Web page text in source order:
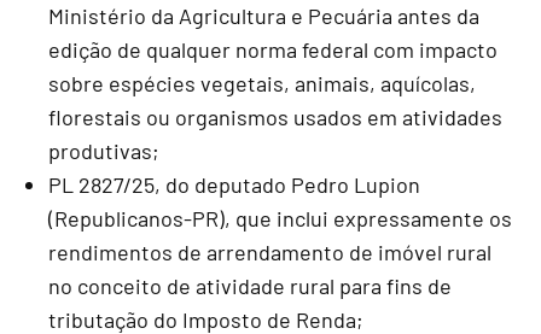
Ministério da Agricultura e Pecuária antes da
edição de qualquer norma federal com impacto
sobre espécies vegetais, animais, aquícolas,
florestais ou organismos usados em atividades
produtivas;
PL 2827/25, do deputado Pedro Lupion
(Republicanos-PR), que inclui expressamente os
rendimentos de arrendamento de imóvel rural
no conceito de atividade rural para fins de
tributação do Imposto de Renda;